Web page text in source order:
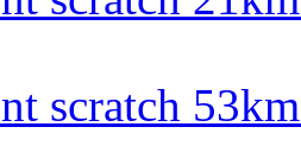
scratch